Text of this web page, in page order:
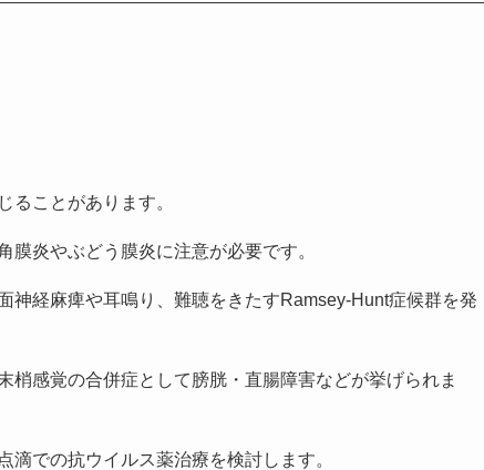
ることがあります。
炎やぶどう膜炎に注意が必要です。
神経麻痺や耳鳴り、難聴をきたすRamsey-Hunt症候群を発
感覚の合併症として膀胱・直腸障害などが挙げられま
での抗ウイルス薬治療を検討します。